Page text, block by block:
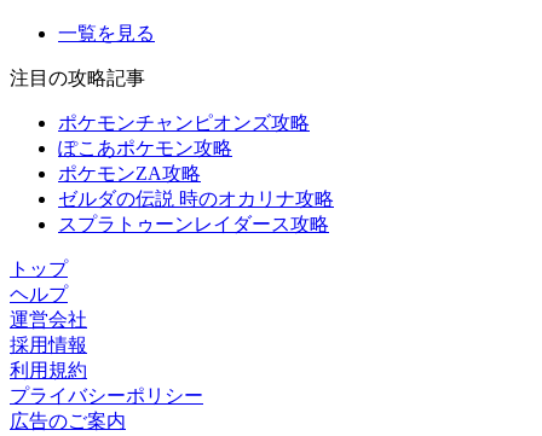
一覧を見る
注目の攻略記事
ポケモンチャンピオンズ攻略
ぽこあポケモン攻略
ポケモンZA攻略
ゼルダの伝説 時のオカリナ攻略
スプラトゥーンレイダース攻略
トップ
ヘルプ
運営会社
採用情報
利用規約
プライバシーポリシー
広告のご案内